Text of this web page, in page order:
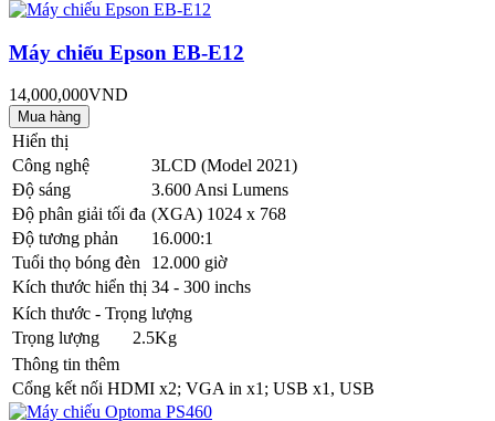
Máy chiếu Epson EB-E12
14,000,000VND
Hiển thị
Công nghệ
3LCD (Model 2021)
Độ sáng
3.600 Ansi Lumens
Độ phân giải tối đa (XGA) 1024 x 768
Độ tương phản
16.000:1
Tuổi thọ bóng đèn
12.000 giờ
Kích thước hiển thị 34 - 300 inchs
Kích thước - Trọng lượng
Trọng lượng
2.5Kg
Thông tin thêm
Cổng kết nối HDMI x2; VGA in x1; USB x1, USB